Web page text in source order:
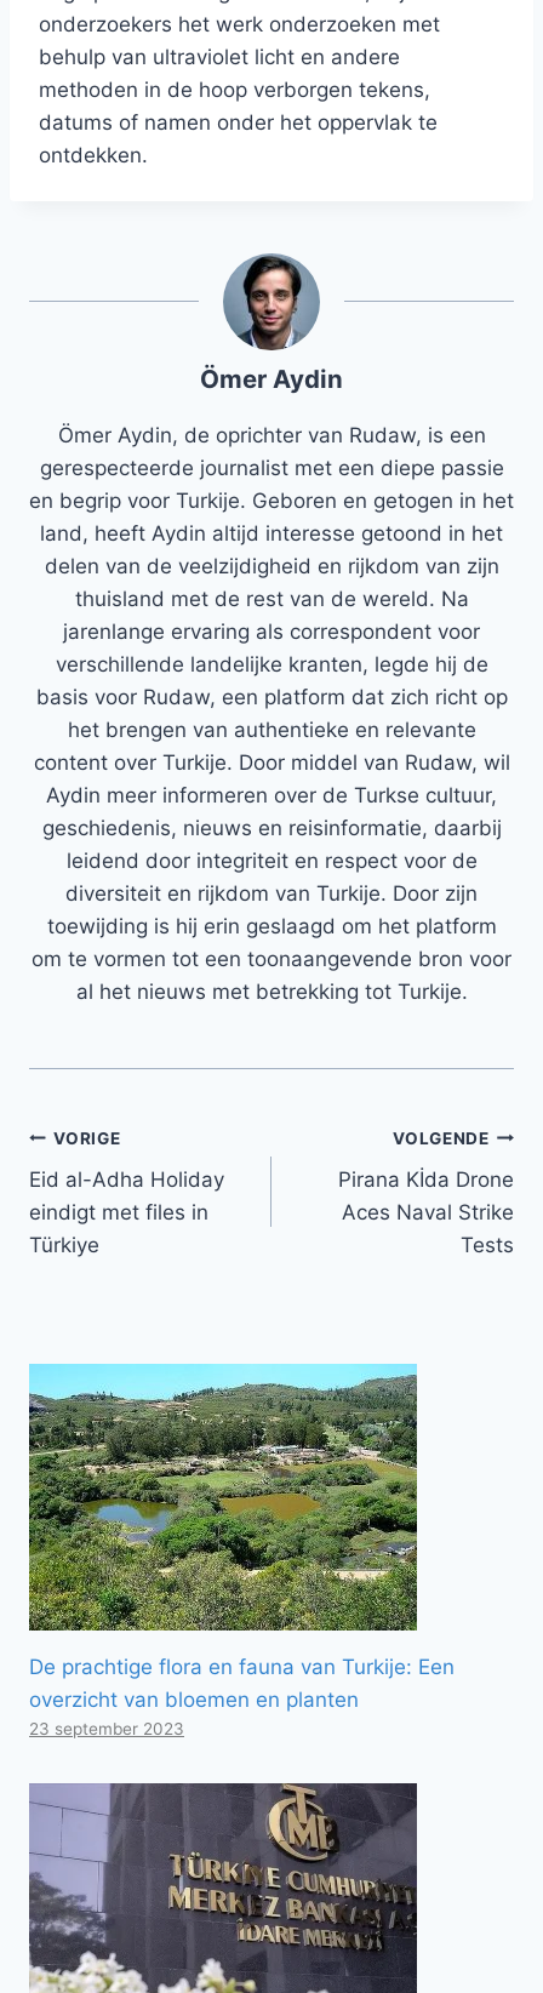
onderzoekers het werk onderzoeken met
behulp van ultraviolet licht en andere
methoden in de hoop verborgen tekens,
datums of namen onder het oppervlak te
ontdekken.
Ömer Aydin
Ömer Aydin, de oprichter van Rudaw, is een
gerespecteerde journalist met een diepe passie
en begrip voor Turkije. Geboren en getogen in het
land, heeft Aydin altijd interesse getoond in het
delen van de veelzijdigheid en rijkdom van zijn
thuisland met de rest van de wereld. Na
jarenlange ervaring als correspondent voor
verschillende landelijke kranten, legde hij de
basis voor Rudaw, een platform dat zich richt op
het brengen van authentieke en relevante
content over Turkije. Door middel van Rudaw, wil
Aydin meer informeren over de Turkse cultuur,
geschiedenis, nieuws en reisinformatie, daarbij
leidend door integriteit en respect voor de
diversiteit en rijkdom van Turkije. Door zijn
toewijding is hij erin geslaagd om het platform
om te vormen tot een toonaangevende bron voor
al het nieuws met betrekking tot Turkije.
Bericht
navigatie
VORIGE
Eid al-Adha Holiday
eindigt met files in
Türkiye
VOLGENDE
Pirana Kİda Drone
Aces Naval Strike
Tests
De prachtige flora en fauna van Turkije: Een
overzicht van bloemen en planten
23 september 2023